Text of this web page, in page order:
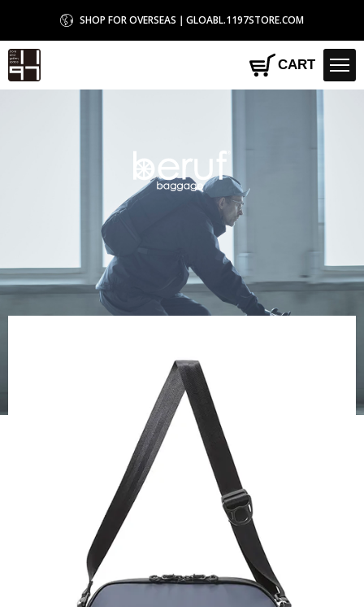
SHOP FOR OVERSEAS｜GLOABL.1197STORE.COM
CART
HOME>beruf baggage> 【beruf baggage / ベルーフバゲージ】【GEARED】URBAN
EXPLORER 6.0 アーバンエクスプローラー 6.0 スリングパック